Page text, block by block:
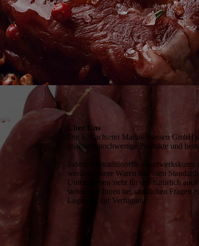
Über Uns
Die Schlachterei Marius Hansen GmbH
qualitativ hochwertige Produkte und
Indem wir traditionelle Handwerkskunst
werden unsere Waren höchsten
Unternehmen steht für uns natürlich
stehen wir Ihnen bei sämtlichen Fragen
Lagerung zur Verfügung.